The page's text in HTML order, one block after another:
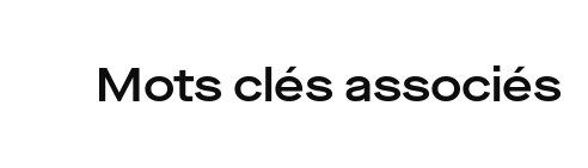
Mots clés associés